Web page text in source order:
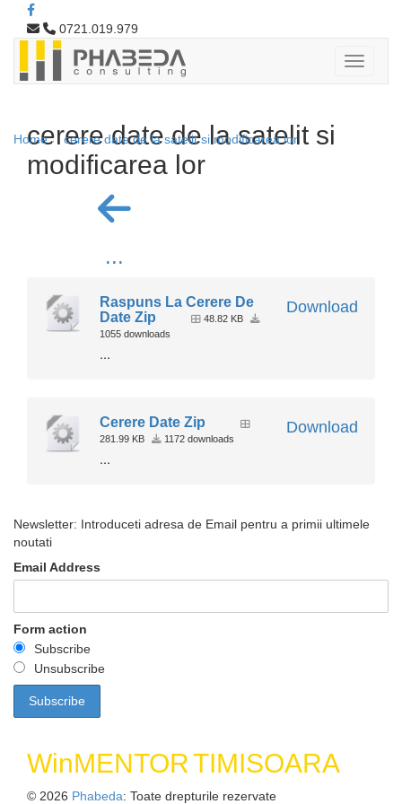
0721.019.979
cerere date de la satelit si
modificarea lor
Home cerere date de la satelit si modificarea lor
...
Download
Raspuns La Cerere De
Date Zip
48.82 KB
1055 downloads
...
Download
Cerere Date Zip
281.99 KB 1172 downloads
...
Newsletter: Introduceti adresa de Email pentru a primii ultimele
noutati
Email Address
Form action
Subscribe
Unsubscribe
WinMENTORTIMISOARA
© 2026 Phabeda: Toate drepturile rezervate